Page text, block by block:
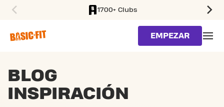
1700+ Clubs
EMPEZAR
BLOG
INSPIRACIÓN